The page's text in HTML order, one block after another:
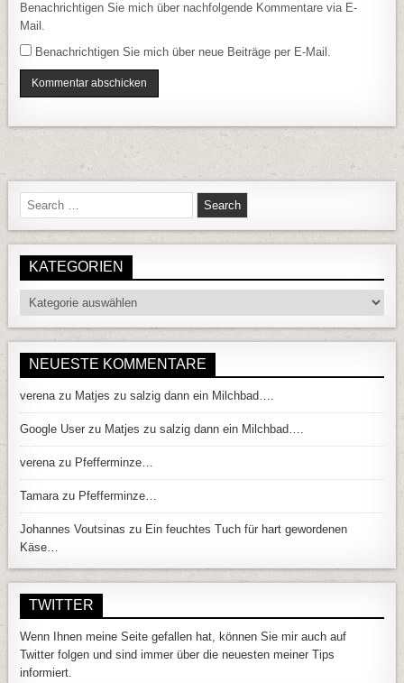
Benachrichtigen Sie mich über nachfolgende Kommentare via E-
Mail.
Benachrichtigen Sie mich über neue Beiträge per E-Mail.
Search for:
KATEGORIEN
Kategorien
NEUESTE KOMMENTARE
verenazu Matjes zu salzig dann ein Milchbad….
Google User zu Matjes zu salzig dann ein Milchbad….
verenazu Pfefferminze…
Tamarazu Pfefferminze…
Johannes Voutsinas zu Ein feuchtes Tuch für hart gewordenen
Käse…
TWITTER
Wenn Ihnen meine Seite gefallen hat, können Sie mir auch auf
Twitter folgen und sind immer über die neuesten meiner Tips
informiert.